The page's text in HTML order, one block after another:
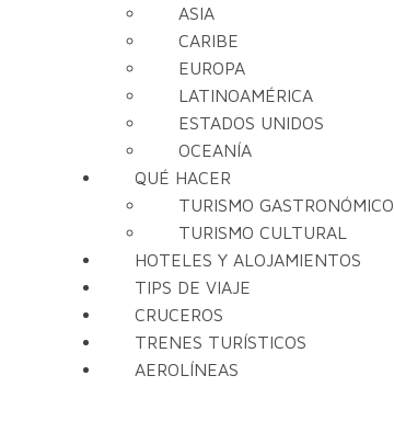
ASIA
CARIBE
EUROPA
LATINOAMÉRICA
ESTADOS UNIDOS
OCEANÍA
QUÉ HACER
TURISMO GASTRONÓMICO
TURISMO CULTURAL
HOTELES Y ALOJAMIENTOS
TIPS DE VIAJE
CRUCEROS
TRENES TURÍSTICOS
AEROLÍNEAS